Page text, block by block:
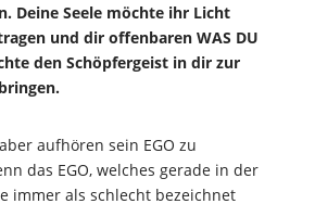
Deine Seele möchte ihr Licht
und dir offenbaren WAS DU
den Schöpfergeist in dir zur
aufhören sein EGO zu
das EGO, welches gerade in der
immer als schlecht bezeichnet